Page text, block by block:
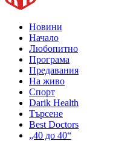
Новини
Начало
Любопитно
Програма
Предавания
На живо
Спорт
Darik Health
Търсене
Best Doctors
„40 до 40“